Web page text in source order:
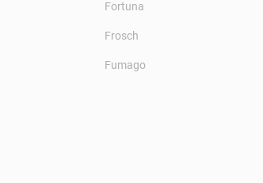
Fortuna
Frosch
Fumago